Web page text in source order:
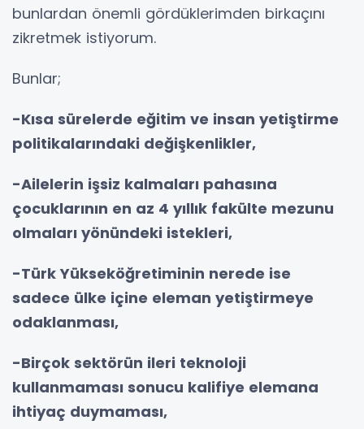
bunlardan önemli gördüklerimden birkaçını
zikretmek istiyorum.
Bunlar;
-Kısa sürelerde eğitim ve insan yetiştirme
politikalarındaki değişkenlikler,
-Ailelerin işsiz kalmaları pahasına
çocuklarının en az 4 yıllık fakülte mezunu
olmaları yönündeki istekleri,
-Türk Yükseköğretiminin nerede ise
sadece ülke içine eleman yetiştirmeye
odaklanması,
-Birçok sektörün ileri teknoloji
kullanmaması sonucu kalifiye elemana
ihtiyaç duymaması,